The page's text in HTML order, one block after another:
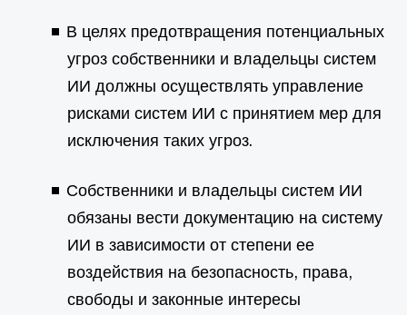
В целях предотвращения потенциальных
угроз собственники и владельцы систем
ИИ должны осуществлять управление
рисками систем ИИ с принятием мер для
исключения таких угроз.
Собственники и владельцы систем ИИ
обязаны вести документацию на систему
ИИ в зависимости от степени ее
воздействия на безопасность, права,
свободы и законные интересы